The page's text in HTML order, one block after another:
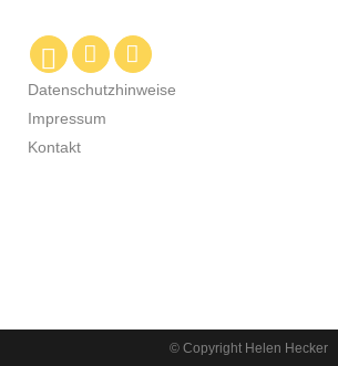
Datenschutzhinweise
Impressum
Kontakt
© Copyright Helen Hecker